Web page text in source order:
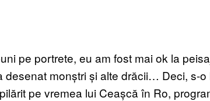
pe portrete, eu am fost mai ok la
desenat monștri și alte drăcii… Deci, s-
pe vremea lui Ceașcă în Ro,